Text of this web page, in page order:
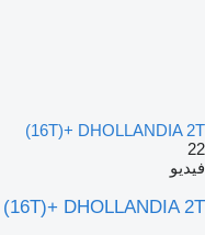
(16T)+ DHOLLANDIA 2T
22
فيديو
DHOLLANDIA 2T